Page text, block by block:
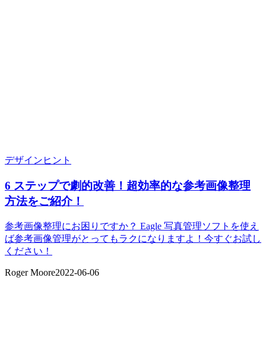
デザインヒント
6 ステップで劇的改善！超効率的な参考画像整理
方法をご紹介！
参考画像整理にお困りですか？ Eagle 写真管理ソフトを使え
ば参考画像管理がとってもラクになりますよ！今すぐお試し
ください！
Roger Moore2022-06-06